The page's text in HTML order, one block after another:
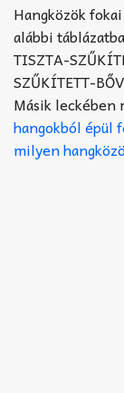
TABok
Improvizáció
Hangközök
alábbi
TISZTA-
SZŰKÍTETT-
Másik leckében
hangokból épül
milyen